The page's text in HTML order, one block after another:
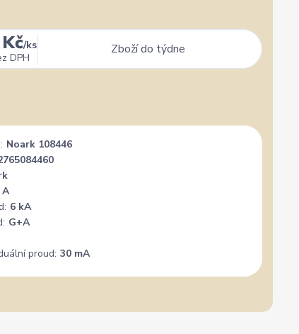
/ks
DPH
Zboží do týdne
Noark 108446
A
6 kA
G+A
proud: 30 mA